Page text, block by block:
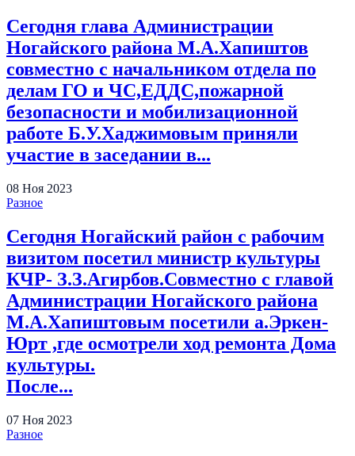
Сегодня глава Администрации
Ногайского района М.А.Хапиштов
совместно с начальником отдела по
делам ГО и ЧС,ЕДДС,пожарной
безопасности и мобилизационной
работе Б.У.Хаджимовым приняли
участие в заседании в...
08 Ноя 2023
Разное
Сегодня Ногайский район с рабочим
визитом посетил министр культуры
КЧР- З.З.Агирбов.Совместно с главой
Администрации Ногайского района
М.А.Хапиштовым посетили а.Эркен-
Юрт ,где осмотрели ход ремонта Дома
культуры.
После...
07 Ноя 2023
Разное